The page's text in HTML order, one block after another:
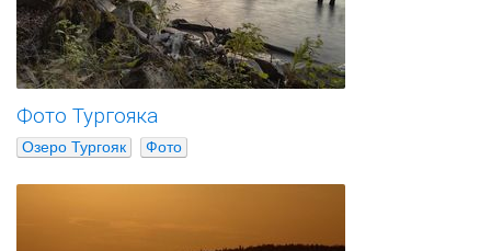
Фото Тургояка
Озеро Тургояк Фото